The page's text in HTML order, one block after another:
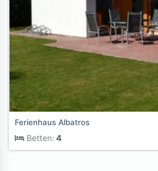
Ferienhaus Albatros
Betten: 4